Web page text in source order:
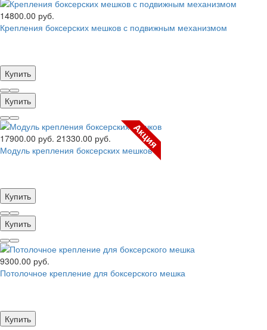
14800.00 руб.
Крепления боксерских мешков с подвижным механизмом
Купить
Купить
Акция
17900.00 руб. 21330.00 руб.
Модуль крепления боксерских мешков
Купить
Купить
9300.00 руб.
Потолочное крепление для боксерского мешка
Купить